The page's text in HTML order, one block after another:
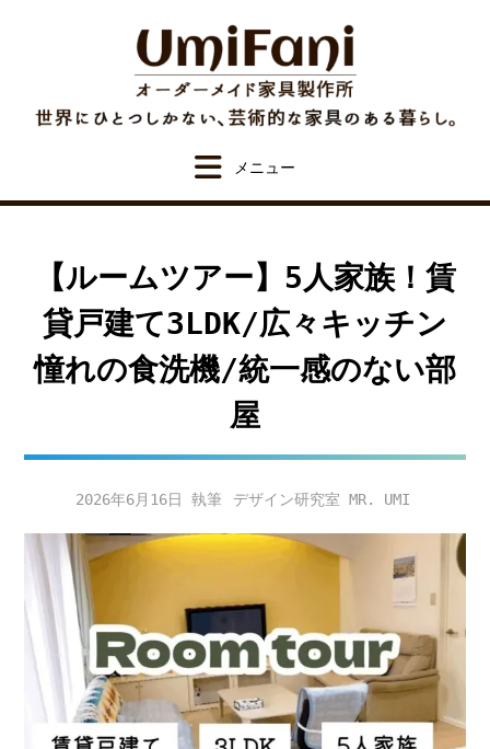
【ルームツアー】5人家族！賃
貸戸建て3LDK/広々キッチン
憧れの食洗機/統一感のない部
屋
2026年6月16日 デザイン研究室 MR. UMI